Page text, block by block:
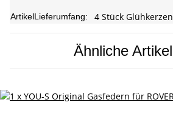
ArtikelLieferumfang: 4 Stück Glühkerzen
Ähnliche Artikel